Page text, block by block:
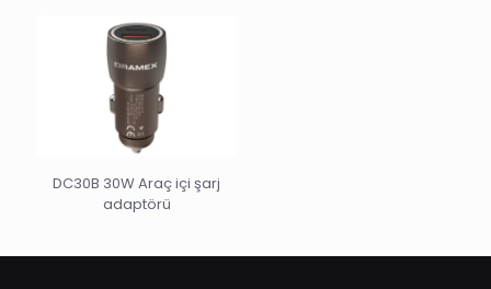
DC30B 30W Araç içi şarj
adaptörü